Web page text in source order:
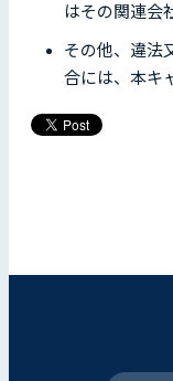
はその関連会
その他、違法
合には、本キ